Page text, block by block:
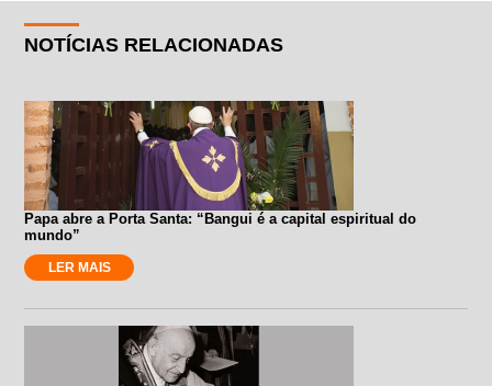
NOTÍCIAS RELACIONADAS
Papa abre a Porta Santa: “Bangui é a capital espiritual do
mundo”
LER MAIS